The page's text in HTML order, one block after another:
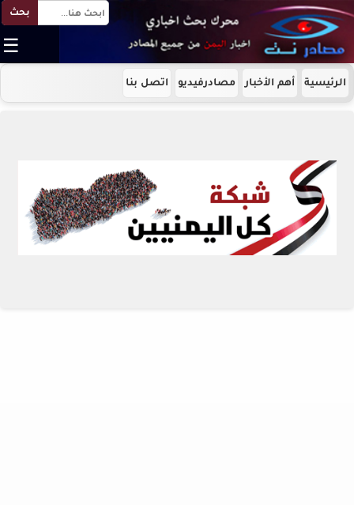
بحث
☰
الرئيسية أهم الأخبار مصادرفيديو اتصل بنا